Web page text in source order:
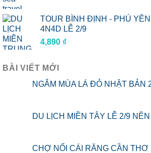
TOUR BÌNH ĐỊNH - PHÚ
4N4D LỄ 2/9
4,890 ₫
BÀI VIẾT MỚI
NGẮM MÙA LÁ ĐỎ NHẬT BẢN
DU LỊCH MIỀN TÂY LỄ 2/9
CHỢ NỔI CÁI RĂNG CẦN THƠ